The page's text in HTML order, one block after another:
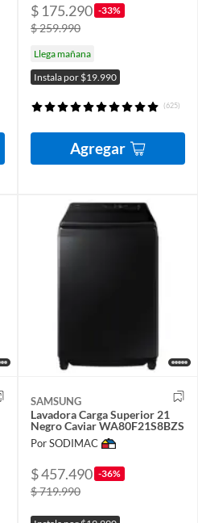
$ 175.290 -33%
$ 259.990
Llega mañana
Instala por $19.990
(625)
Agregar
SAMSUNG
Lavadora Carga Superior 21
Negro Caviar WA80F21S8BZS
Por SODIMAC
$ 457.490 -36%
$ 719.990